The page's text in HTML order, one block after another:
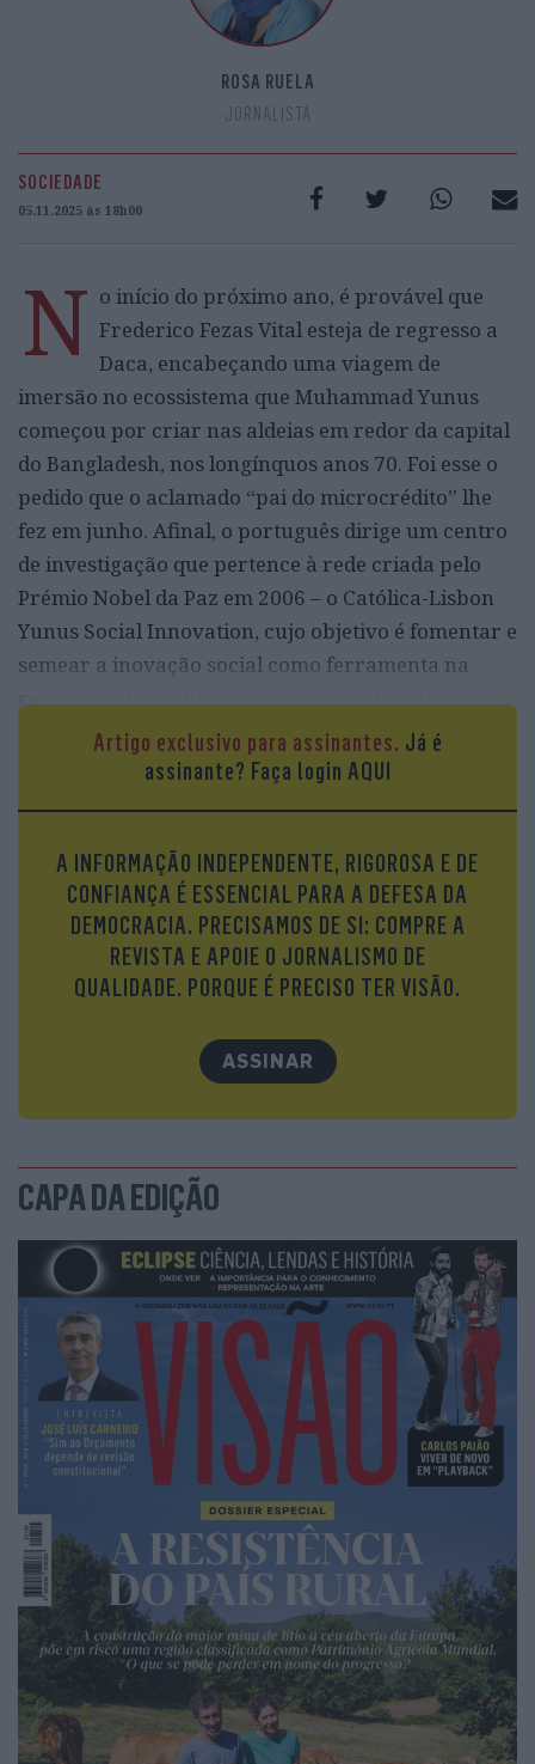
ROSA RUELA
JORNALISTA
SOCIEDADE
05.11.2025 às 18h00
N o início do próximo ano, é provável que
Frederico Fezas Vital esteja de regresso a
Daca, encabeçando uma viagem de
imersão no ecossistema que Muhammad Yunus
começou por criar nas aldeias em redor da capital
do Bangladesh, nos longínquos anos 70. Foi esse o
pedido que o aclamado “pai do microcrédito” lhe
fez em junho. Afinal, o português dirige um centro
de investigação que pertence à rede criada pelo
Prémio Nobel da Paz em 2006 – o Católica-Lisbon
Yunus Social Innovation, cujo objetivo é fomentar e
semear a inovação social como ferramenta na
resolução de problemas sociais e ambientais.
O pedido surgiu em tom sério durante o encontro
festivo de membros dos centros da rede Yunus
Centre (são mais de cem, no mundo) que o atual
chefe do governo provisório do Bangladesh tem
por costume fazer coincidir com o seu dia de anos,
28 de junho. Suspenso por causa da perseguição
que lhe foi movida, durante mais de uma década,
pela então primeira-ministra Sheikh Hasina
tradicional encontro seria retomado este verão,
para gáudio daqueles que estiveram no
Bangabhaban, o palácio presidencial, outrora
Artigo exclusivo para assinantes. Já é
assinante? Faça login AQUI
A INFORMAÇÃO INDEPENDENTE, RIGOROSA E DE
CONFIANÇA É ESSENCIAL PARA A DEFESA DA
DEMOCRACIA. PRECISAMOS DE SI: COMPRE A
REVISTA E APOIE O JORNALISMO DE
QUALIDADE. PORQUE É PRECISO TER VISÃO.
ASSINAR
CAPA DA EDIÇÃO